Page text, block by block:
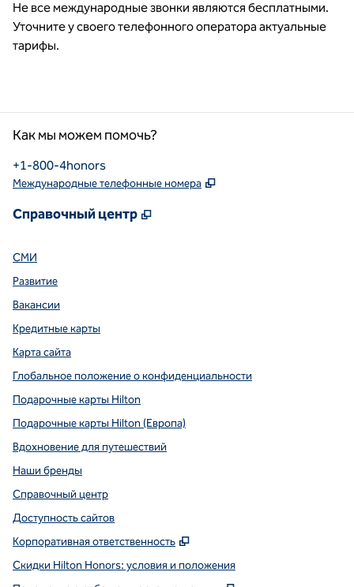
Не все международные звонки являются бесплатными.
Уточните у своего телефонного оператора актуальные
тарифы.
Как мы можем помочь?
Телефон:
+1-800-4honors
Международные телефонные номера ,
Справочный центр ,
СМИ
Развитие
Вакансии
Кредитные карты
Карта сайта
Глобальное положение о конфиденциальности
Подарочные карты Hilton
Подарочные карты Hilton (Европа)
Вдохновение для путешествий
Наши бренды
Справочный центр
Доступность сайтов
Корпоративная ответственность
,
Скидки Hilton Honors: условия и положения